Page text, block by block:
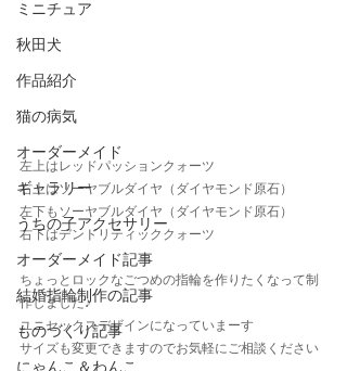
ミニチュア
秋田犬
作品紹介
猫の病気
オーダーメイド
ギャラリー
うちの子アクセサリー
オーダーメイド記事
結婚指輪制作の記事
ものづくり記事
左上はレッドパッションクォーツ
右上はソーヤブルダイヤ（ダイヤモンド原石）
左下もソーヤブルダイヤ（ダイヤモンド原石）
右下はデンドリティッククォーツ
ちょっとロックなごつめの指輪を作りたくなって制
作しました♪
ユニセックスデザインになっていまーす
サイズも変更できますのでお気軽にご相談ください